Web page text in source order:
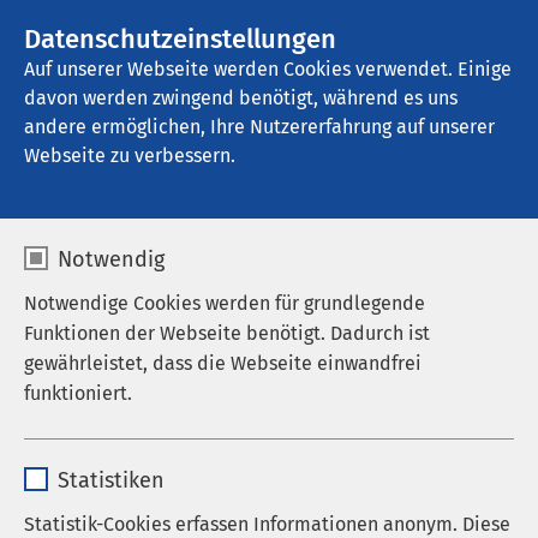
Datenschutzeinstellungen
Auf unserer Webseite werden Cookies verwendet. Einige
davon werden zwingend benötigt, während es uns
andere ermöglichen, Ihre Nutzererfahrung auf unserer
Webseite zu verbessern.
Notwendig
Notwendige Cookies werden für grundlegende
Funktionen der Webseite benötigt. Dadurch ist
gewährleistet, dass die Webseite einwandfrei
funktioniert.
Anbieter sgalinski
Statistiken
Statistik-Cookies erfassen Informationen anonym. Diese
AMEOS Reha Klinikum Ratzeburg
Auf einen Blick